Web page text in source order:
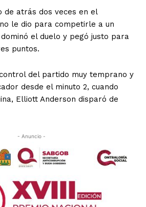
de atrás dos veces en el
le dio para competirle a un
el duelo y pegó justo para
puntos.
del partido muy temprano y
desde el minuto 2, cuando
Elliott Anderson disparó de
- Anuncio -